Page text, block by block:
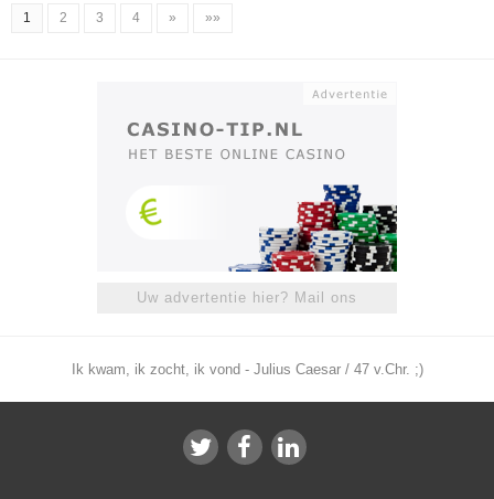
1 2 3 4 » »»
Uw advertentie hier? Mail ons
Ik kwam, ik zocht, ik vond - Julius Caesar / 47 v.Chr. ;)